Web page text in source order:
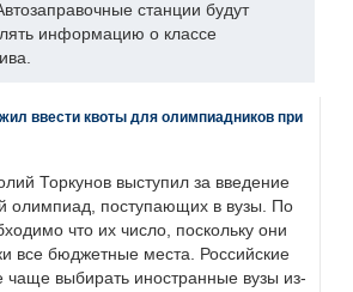
станции будут
информацию о классе
ввести квоты для олимпиадников при
Торкунов выступил за введение
олимпиад, поступающих в вузы. По
что их число, поскольку они
все бюджетные места. Российские
чаще выбирать иностранные вузы из-